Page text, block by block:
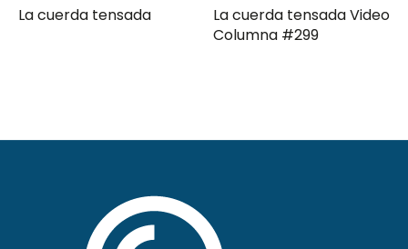
La cuerda tensada Video
Gerencia de campaña
moderna Clave ComPol